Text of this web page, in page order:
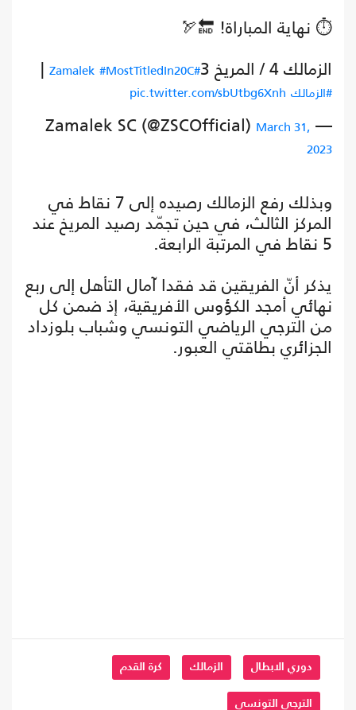
⏱️ نهاية المباراة! 🔚🏹
الزمالك 4 / المريخ 3
#Zamalek
#MostTitledIn20C
|
#الزمالك pic.twitter.com/sbUtbg6Xnh
— Zamalek SC (@ZSCOfficial)
March 31,
2023
وبذلك رفع الزمالك رصيده إلى 7 نقاط في
المركز الثالث، في حين تجمّد رصيد المريخ عند
5 نقاط في المرتبة الرابعة.
يذكر أنّ الفريقين قد فقدا آمال التأهل إلى ربع
نهائي أمجد الكؤوس الأفريقية، إذ ضمن كل
من الترجي الرياضي التونسي وشباب بلوزداد
الجزائري بطاقتي العبور.
دوري الابطال الزمالك كرة القدم
الترجي التونسي